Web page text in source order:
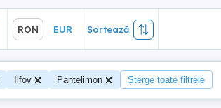
RON EUR Sortează
Ilfov Pantelimon Șterge toate filtrele